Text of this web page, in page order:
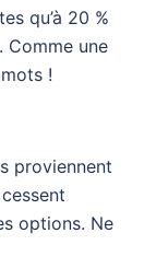
qu’à 20 %
Comme une
!
proviennent
options. Ne